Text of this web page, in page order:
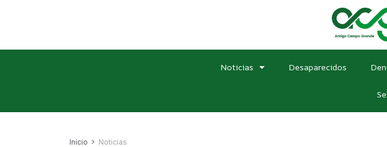
Noticias Desaparecidos
Início Noticias